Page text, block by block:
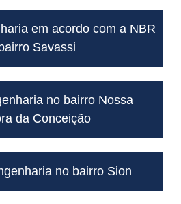
em acordo com a NBR
Savassi
no bairro Nossa
da Conceição
no bairro Sion